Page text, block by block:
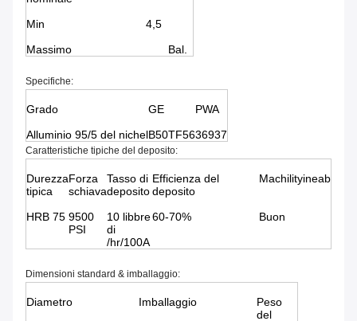
Min
4,5
Massimo
Bal.
Specifiche:
Grado GE
PWA
Alluminio 95/5 del nichelB50TF5636937
Caratteristiche tipiche del deposito:
Durezza
tipica
Forza
schiava
Tasso di
deposito
Efficienza del
deposito
Machilityineab
HRB 75 9500
PSI
10 libbre
di
/hr/100A
60-70% Buon
Dimensioni standard & imballaggio:
Diametro Imballaggio
Peso
del